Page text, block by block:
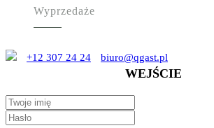
Wyprzedaże
+12 307 24 24 biuro@qgast.pl
WEJŚCIE